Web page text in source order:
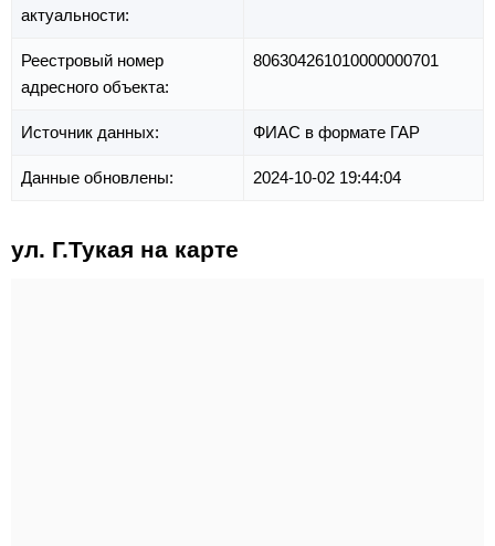
актуальности:
Реестровый номер
адресного объекта:
806304261010000000701
Источник данных: ФИАС в формате ГАР
Данные обновлены: 2024-10-02 19:44:04
ул. Г.Тукая на карте